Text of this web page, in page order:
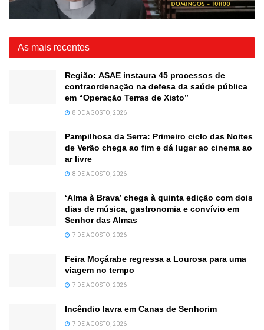
As mais recentes
Região: ASAE instaura 45 processos de
contraordenação na defesa da saúde pública
em “Operação Terras de Xisto”
8 DE AGOSTO, 2026
Pampilhosa da Serra: Primeiro ciclo das Noites
de Verão chega ao fim e dá lugar ao cinema ao
ar livre
8 DE AGOSTO, 2026
‘Alma à Brava’ chega à quinta edição com dois
dias de música, gastronomia e convívio em
Senhor das Almas
7 DE AGOSTO, 2026
Feira Moçárabe regressa a Lourosa para uma
viagem no tempo
7 DE AGOSTO, 2026
Incêndio lavra em Canas de Senhorim
7 DE AGOSTO, 2026